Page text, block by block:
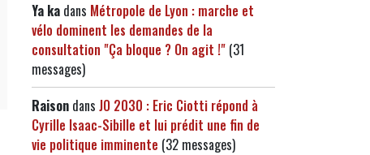
Ya ka dans Métropole de Lyon : marche et
vélo dominent les demandes de la
consultation "Ça bloque ? On agit !" (31
messages)
Raison dans JO 2030 : Eric Ciotti répond à
Cyrille Isaac-Sibille et lui prédit une fin de
vie politique imminente (32 messages)